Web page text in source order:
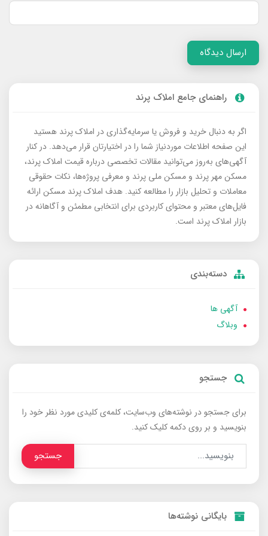
ارسال دیدگاه
راهنمای جامع املاک پرند
اگر به دنبال خرید و فروش یا سرمایه‌گذاری در املاک پرند هستید
این صفحه اطلاعات موردنیاز شما را در اختیارتان قرار می‌دهد. در کنار
آگهی‌های به‌روز می‌توانید مقالات تخصصی درباره قیمت املاک پرند،
مسکن مهر پرند و مسکن ملی پرند و معرفی پروژه‌ها، نکات حقوقی
معاملات و تحلیل بازار را مطالعه کنید. هدف املاک پرند مسکن ارائه
فایل‌های معتبر و محتوای کاربردی برای انتخابی مطمئن و آگاهانه در
بازار املاک پرند است.
دسته‌بندی
آگهی ها
وبلاگ
جستجو
برای جستجو در نوشته‌های وب‌سایت، کلمه‌ی کلیدی مورد نظر خود را
بنویسید و بر روی دکمه کلیک کنید.
جستجو
بایگانی نوشته‌ها